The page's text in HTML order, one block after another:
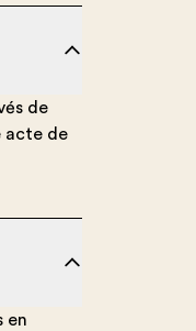
de
acte de
en